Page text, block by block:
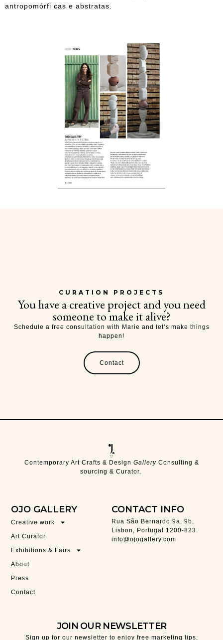
antropomórfi cas e abstratas.
CURATION PROJECTS
You have a creative project and you need
someone to make it alive?
Schedule a free consultation with Marie and let’s make things
happen!
Contact
Contemporary Art Crafts & Design GalleryConsulting &
sourcing & Curator.
OJO GALLERY
Creative work
Art Curator
Exhibitions & Fairs
About
Press
Contact
CONTACT INFO
Rua São Bernardo 9a, 9b,
Lisbon, Portugal 1200-823.
info@ojogallery.com
JOIN OUR NEWSLETTER
Sign up for our newsletter to enjoy free marketing tips,